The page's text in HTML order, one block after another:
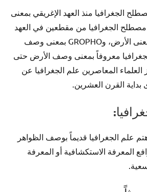
الجغرافيا منذ العهد الإغريقي بمعنى
الجغرافيا من مقطعين في العهد
الإغريقي وهما GEO بمعنى الأرض، وGROPHO بمعنى وصف
معروفاً بمعنى وصف الأرض حتى
العلماء المعاصرين علم الجغرافيا عن
القرن العشرين.
علم الجغرافيا قديماً بوصف الظواهر
المعرفة الاستكشافية أو المعرفة